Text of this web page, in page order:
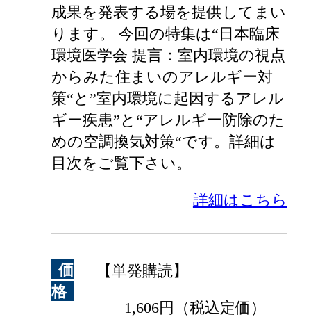
成果を発表する場を提供してまい
ります。 今回の特集は“日本臨床
環境医学会 提言：室内環境の視点
からみた住まいのアレルギー対
策“と”室内環境に起因するアレル
ギー疾患”と“アレルギー防除のた
めの空調換気対策“です。詳細は
目次をご覧下さい。
詳細はこちら
価
格
【単発購読】
1,606円（税込定価）